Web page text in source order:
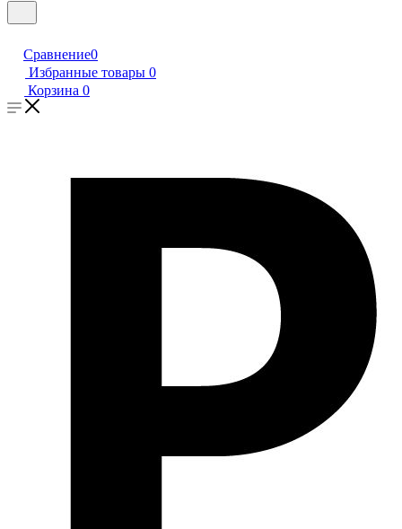
Сравнение0
Избранные товары 0
Корзина 0